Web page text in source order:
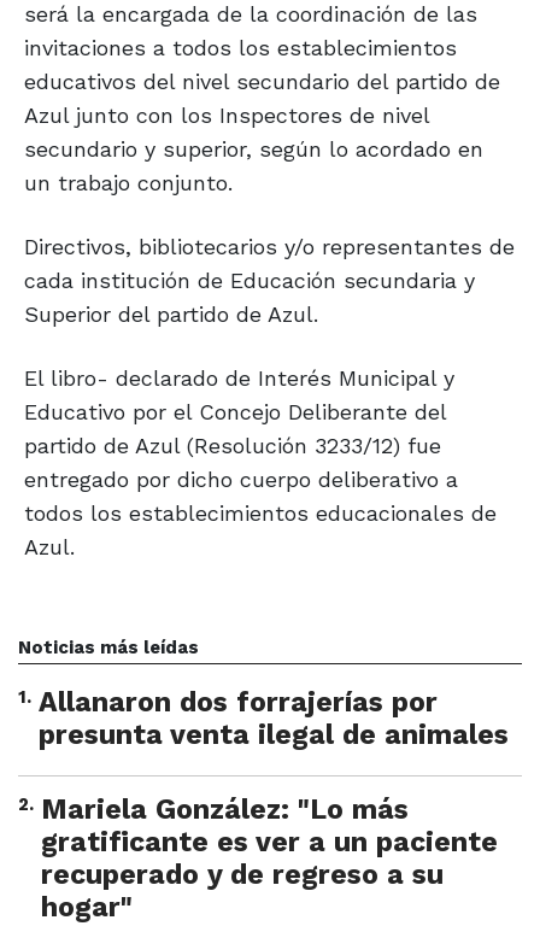
será la encargada de la coordinación de las
invitaciones a todos los establecimientos
educativos del nivel secundario del partido de
Azul junto con los Inspectores de nivel
secundario y superior, según lo acordado en
un trabajo conjunto.
Directivos, bibliotecarios y/o representantes de
cada institución de Educación secundaria y
Superior del partido de Azul.
El libro- declarado de Interés Municipal y
Educativo por el Concejo Deliberante del
partido de Azul (Resolución 3233/12) fue
entregado por dicho cuerpo deliberativo a
todos los establecimientos educacionales de
Azul.
Noticias más leídas
1. Allanaron dos forrajerías por
presunta venta ilegal de animales
2. Mariela González: "Lo más
gratificante es ver a un paciente
recuperado y de regreso a su
hogar"